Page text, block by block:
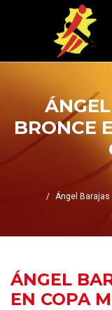
BRONCE
Ángel Barajas
ÁNGEL
EN COPA